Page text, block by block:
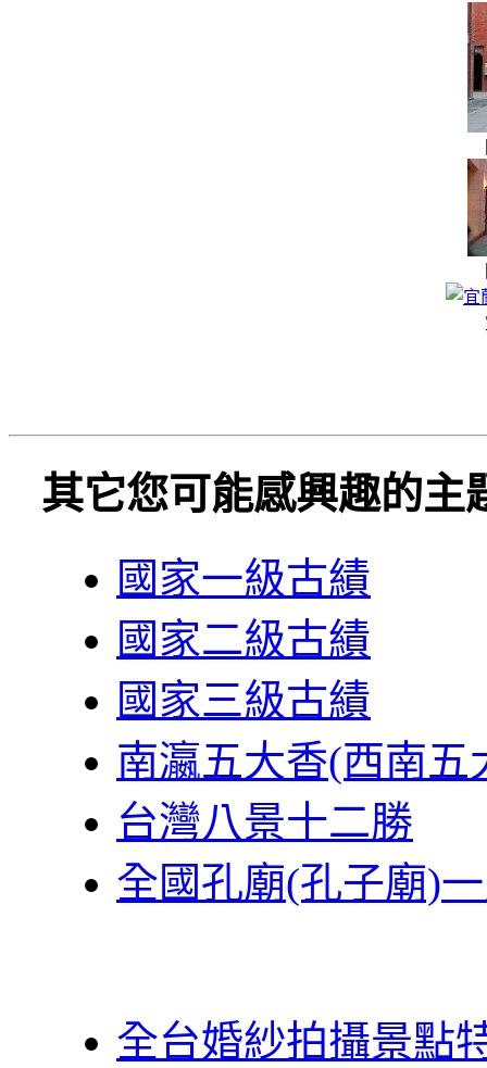
其它您可能感興趣的主
國家一級古績
國家二級古績
國家三級古績
南瀛五大香(西南五
台灣八景十二勝
全國孔廟(孔子廟)
全台婚紗拍攝景點